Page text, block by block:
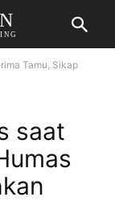
Tamu, Sikap
saat